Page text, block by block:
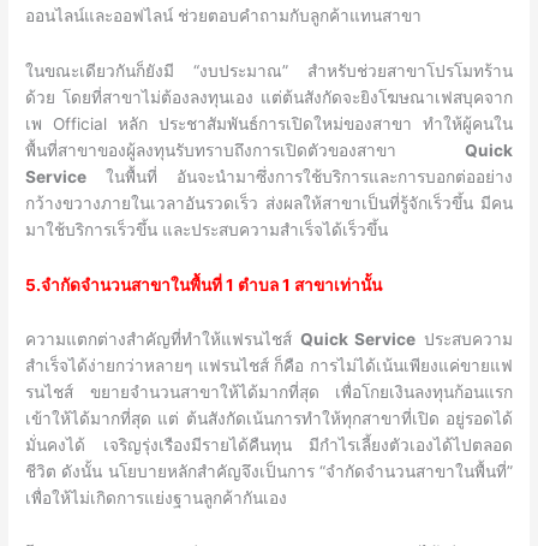
ออนไลน์และออฟไลน์ ช่วยตอบคำถามกับลูกค้าแทนสาขา
ในขณะเดียวกันก็ยังมี “งบประมาณ” สำหรับช่วยสาขาโปรโมทร้าน
ด้วย โดยที่สาขาไม่ต้องลงทุนเอง แต่ต้นสังกัดจะยิงโฆษณาเฟสบุคจาก
เพ Official หลัก ประชาสัมพันธ์การเปิดใหม่ของสาขา ทำให้ผู้คนใน
พื้นที่สาขาของผู้ลงทุนรับทราบถึงการเปิดตัวของสาขา Quick
Service ในพื้นที่ อันจะนำมาซึ่งการใช้บริการและการบอกต่ออย่าง
กว้างขวางภายในเวลาอันรวดเร็ว ส่งผลให้สาขาเป็นที่รู้จักเร็วขึ้น มีคน
มาใช้บริการเร็วขึ้น และประสบความสำเร็จได้เร็วขึ้น
5.จำกัดจำนวนสาขาในพื้นที่ 1 ตำบล 1 สาขาเท่านั้น
ความแตกต่างสำคัญที่ทำให้แฟรนไชส์ Quick Service ประสบความ
สำเร็จได้ง่ายกว่าหลายๆ แฟรนไชส์ ก็คือ การไม่ได้เน้นเพียงแค่ขายแฟ
รนไชส์ ขยายจำนวนสาขาให้ได้มากที่สุด เพื่อโกยเงินลงทุนก้อนแรก
เข้าให้ได้มากที่สุด แต่ ต้นสังกัดเน้นการทำให้ทุกสาขาที่เปิด อยู่รอดได้
มั่นคงได้ เจริญรุ่งเรืองมีรายได้คืนทุน มีกำไรเลี้ยงตัวเองได้ไปตลอด
ชีวิต ดังนั้น นโยบายหลักสำคัญจึงเป็นการ “จำกัดจำนวนสาขาในพื้นที่”
เพื่อให้ไม่เกิดการแย่งฐานลูกค้ากันเอง